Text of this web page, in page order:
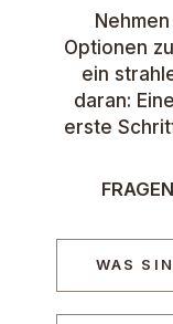
Optionen
ein
daran:
erste
WAS